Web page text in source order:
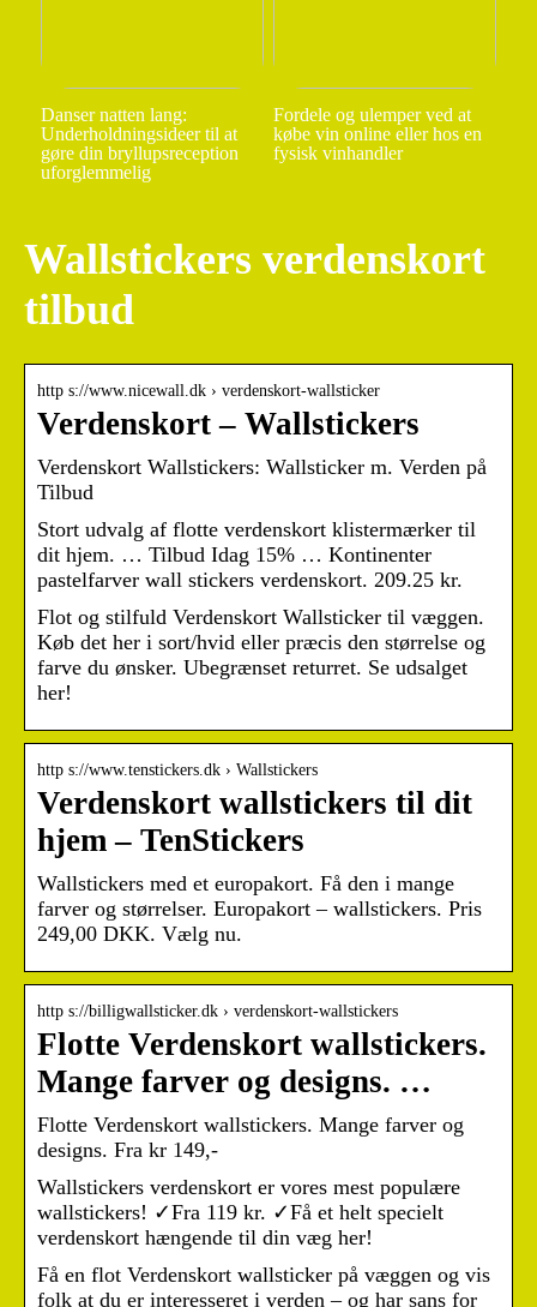
Danser natten lang:
Underholdningsideer til at
gøre din bryllupsreception
uforglemmelig
Fordele og ulemper ved at
købe vin online eller hos en
fysisk vinhandler
Wallstickers verdenskort
tilbud
http s://www.nicewall.dk › verdenskort-wallsticker
Verdenskort – Wallstickers
Verdenskort Wallstickers: Wallsticker m. Verden på
Tilbud
Stort udvalg af flotte verdenskort klistermærker til
dit hjem. … Tilbud Idag 15% … Kontinenter
pastelfarver wall stickers verdenskort. 209.25 kr.
Flot og stilfuld Verdenskort Wallsticker til væggen.
Køb det her i sort/hvid eller præcis den størrelse og
farve du ønsker. Ubegrænset returret. Se udsalget
her!
http s://www.tenstickers.dk › Wallstickers
Verdenskort wallstickers til dit
hjem – TenStickers
Wallstickers med et europakort. Få den i mange
farver og størrelser. Europakort – wallstickers. Pris
249,00 DKK. Vælg nu.
http s://billigwallsticker.dk › verdenskort-wallstickers
Flotte Verdenskort wallstickers.
Mange farver og designs. …
Flotte Verdenskort wallstickers. Mange farver og
designs. Fra kr 149,-
Wallstickers verdenskort er vores mest populære
wallstickers! ✓Fra 119 kr. ✓Få et helt specielt
verdenskort hængende til din væg her!
Få en flot Verdenskort wallsticker på væggen og vis
folk at du er interesseret i verden – og har sans for